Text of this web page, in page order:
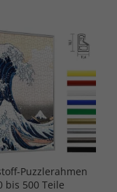
Puzzlerahmen
bis 500 Teile